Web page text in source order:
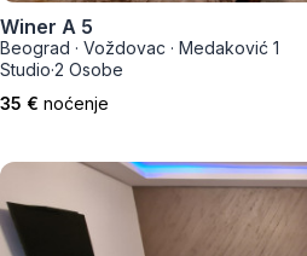
Winer A 5
Beograd · Voždovac · Medaković 1
Studio·2 Osobe
35 € noćenje